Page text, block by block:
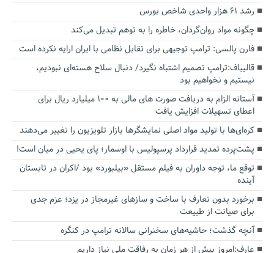
رشد ۶۱ هزار واحدی شاخص بورس
چگونه مواد روان‌گردان، خاطره را به توهم تبدیل می‌کند
فارن پالسی: ترامپ توجیهی برای تقابل نظامی با ایران ارایه نکرده است
قالیباف:ترامپ تصمیم اشتباه نگیرد/ دنبال سلاح هسته‌ای نبودیم،
نیستیم و نخواهیم بود
آستانه الزام به دریافت صورت های مالی به ۱۰۰ میلیارد ریال برای
اعطای تسهیلات افزایش یافت
کره‌ای‌ها با تولید مواد اصلی نمایشگرها بازار تلویزیون را تغییر می‌دهند
پشت‌پرده تمدید قرارداد پرسپولیس با اوسمار؛ پای یحیی در میان است!
توقع ما، توجه داوران به فیلم مستقل «بیلبورد» بود /اکران در تابستان
آینده
برخورد بدون تعارف با ساخت‌ و سازهای غیرمجاز در یزد؛ عزم جدی
برای صیانت از طبیعت
آنچه گذشت؛ حاشیه‌های سخنرانی سالانه ترامپ در کنگره
عارف:امروز بیش از هر زمان به رفاقت ملی نیاز داریم